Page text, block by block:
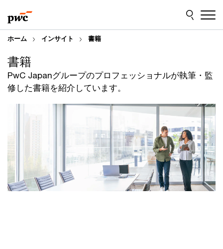
to
content
to
footer
ホーム インサイト 書籍
PwC Japanグループのプロフェッショナルが執筆・監
修した書籍を紹介しています。
書籍